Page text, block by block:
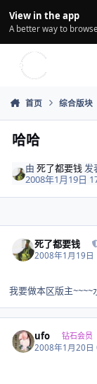
View in the app
A better way to
首页 综合版块
哈哈
由死了都要钱 发
2008年1月19日
死了都要钱
2008年1月19日
我要做本区版主~~~~
ufo 钻石会员
2008年1月20日